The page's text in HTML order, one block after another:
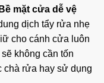
Bề mặt cửa dễ vệ
dịch tẩy rửa nhẹ
cho cánh cửa luôn
không cần tốn
chà rửa hay sử dụng